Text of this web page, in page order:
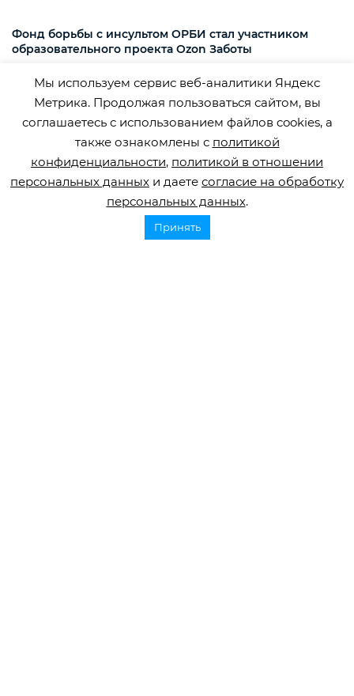
Фонд борьбы с инсультом ОРБИ стал участником
образовательного проекта Ozon Заботы
подготовила рекомендации по взаимодействию с посетителями с
Мы используем сервис веб-аналитики Яндекс
Метрика. Продолжая пользоваться сайтом, вы
соглашаетесь с использованием файлов cookies, а
также ознакомлены с политикой
конфиденциальности, политикой в отношении
персональных данных и даете согласие на обработку
персональных данных.
Принять